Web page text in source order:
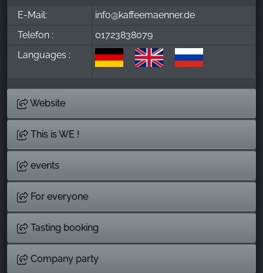
E-Mail:
info@kaffeemaenner.de
Telefon :
01723838079
Languages :
Website
This is WE !
events
For everyone
Tasting booking
Company party